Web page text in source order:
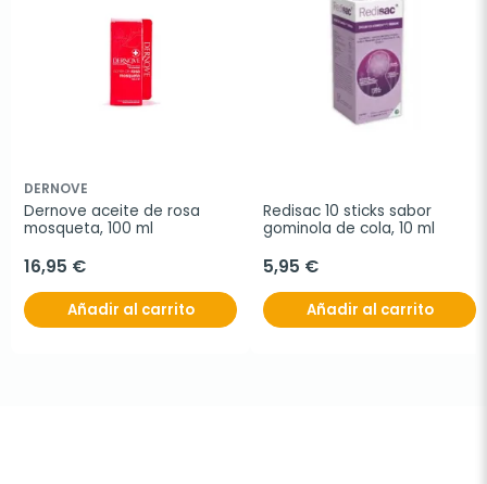
DERNOVE
Dernove aceite de rosa
mosqueta, 100 ml
16,95 €
Añadir al carrito
Redisac 10 sticks sabor
gominola de cola, 10 ml
5,95 €
Añadir al carrito